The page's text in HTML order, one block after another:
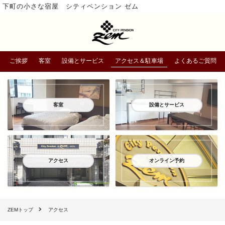
下町の小さな宿屋 シティペンション ゼム
ご挨拶 客室 設備とサービス アクセス＆駐車場 よくあるご質問
客室 設備とサービス
アクセス オンライン予約
ZEMトップ アクセス